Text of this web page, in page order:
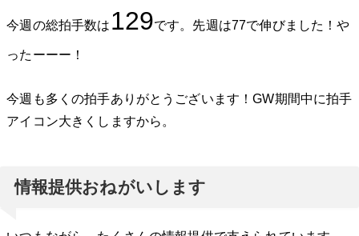
今週の総拍手数は 129です。先週は77で伸びました！や
ったーーー！
今週も多くの拍手ありがとうございます！GW期間中に拍手
アイコン大きくしますから。
情報提供おねがいします